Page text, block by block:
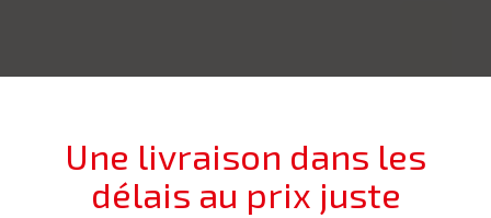
Une livraison dans les
délais au prix juste